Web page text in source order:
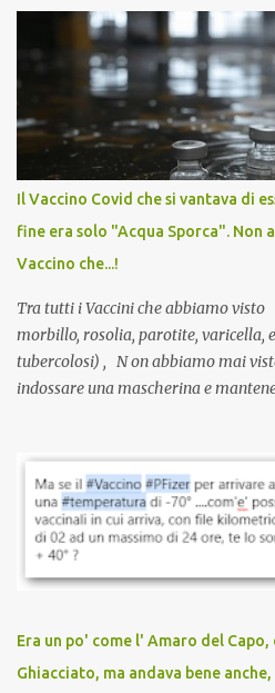
pandemia. Un interrogativo che
ancora il coraggio di pensare con la
anti-Covid, un pro-farmaco, con
sviluppato in tempi record, con
larga scala, ancora oggetto di studio
internazionale serve solo una
anche a persone sane, giovani,
serve una prescrizione. Non c’è
L’unico atto richiesto è una fi...
Il Vaccino Covid che si vantava di
fine era solo "Acqua Sporca". Non
Vaccino che...!
Tra tutti i Vaccini che abbiamo visto
morbillo, rosolia, parotite, varicella,
tubercolosi) , N on abbiamo mai
indossare una mascherina e
vaccinazione. Non avevamo mai
sconti, incentivi per vaccinarsi. Non
discriminazioni per coloro che non
vaccinato, nessuno aveva prima
persona cattiva. Non avevamo mai
vaccino usato per minacciare i
scuola. Non avevamo mai visto un
dodicenne di ignorare il consenso
Era un po' come l' Amaro del
Ghiacciato, ma andava bene